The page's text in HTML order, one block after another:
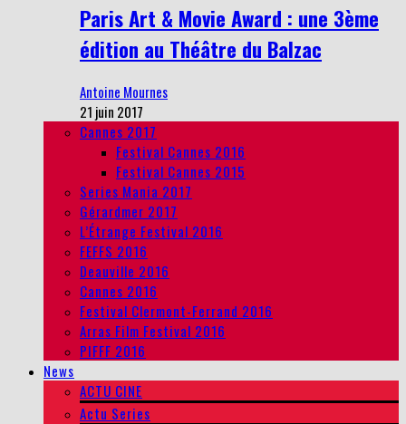
Paris Art & Movie Award : une 3ème
édition au Théâtre du Balzac
Antoine Mournes
21 juin 2017
Cannes 2017
Festival Cannes 2016
Festival Cannes 2015
Series Mania 2017
Gérardmer 2017
L’Étrange Festival 2016
FEFFS 2016
Deauville 2016
Cannes 2016
Festival Clermont-Ferrand 2016
Arras Film Festival 2016
PIFFF 2016
News
ACTU CINE
Actu Series